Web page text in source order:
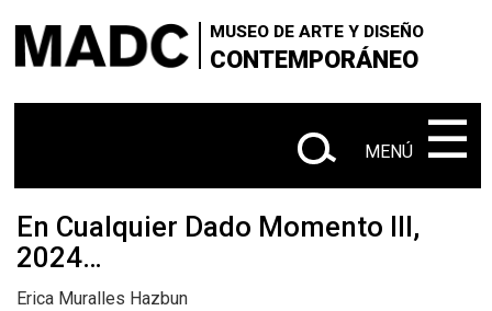
main
content
MUSEO DE ARTE Y DISEÑO
CONTEMPORÁNEO
Buscar
sitio
‌‌‌‌‌‌‌‌‌‌‌
‌‌‌‌‌‌‌‌‌‌
×
+ VISITANOS
+ SOBRE EL MADC | Administrativo
+ EXPOSICIONES | Actuales | Próximas
| Anteriores
+
MENÚ ☰
En Cualquier Dado Momento III,
2024…
Erica Muralles Hazbun